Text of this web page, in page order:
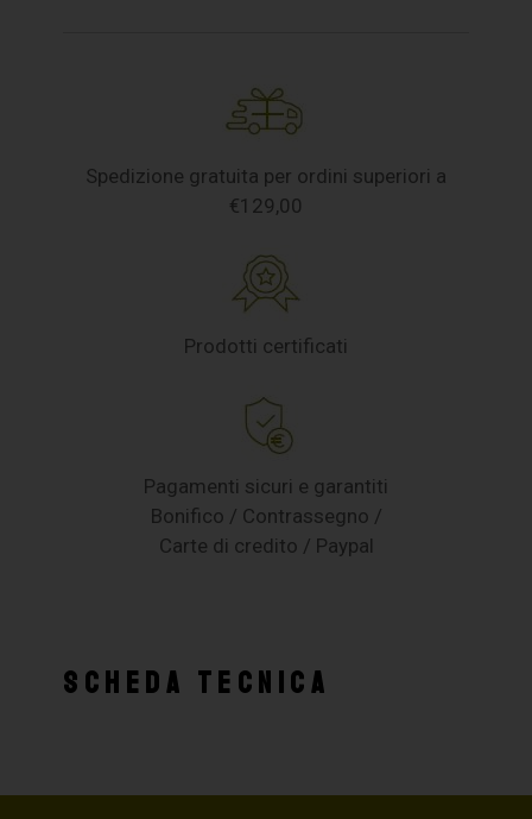
Spedizione gratuita per ordini superiori a
€129,00
Prodotti certificati
Pagamenti sicuri e garantiti
Bonifico / Contrassegno /
Carte di credito / Paypal
SCHEDA TECNICA